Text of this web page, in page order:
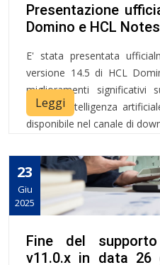
Presentazione
Domino e HCL
E' stata presentata
versione 14.5 di HCL
miglioramenti significativi
l'uso di intelligenza
disponibile nel canale di
Leggi
23
Giu
2025
Fine del
v11.0.x in data